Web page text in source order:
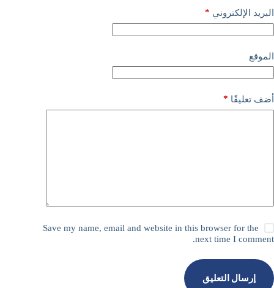
البريد الإلكتروني *
الموقع
أضف تعليقًا *
Save my name, email and website in this browser for the
next time I comment.
إرسال التعليق